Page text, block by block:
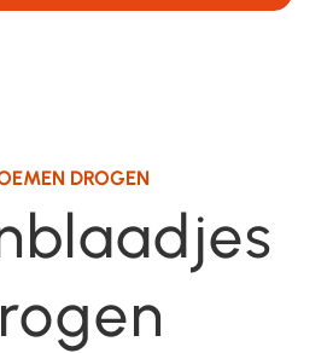
DROGEN